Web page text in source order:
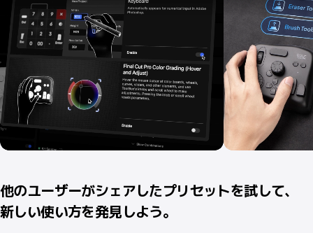
他のユーザーがシェアしたプリセットを試して、
新しい使い方を発見しよう。